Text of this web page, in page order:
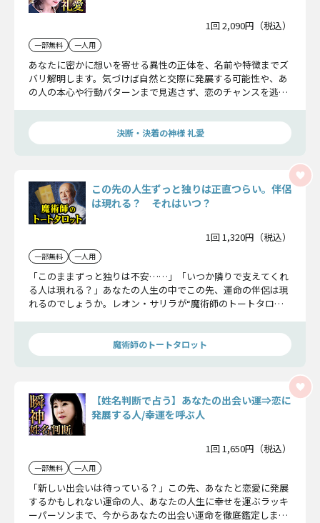
1回 2,090円（税込）
一部無料 一人用
あなたに密かに想いを寄せる異性の正体を、名前や特徴までズ
バリ解明します。気づけば自然と交際に発展する可能性や、あ
の人の本心や行動パターンまで見逃さず、恋のチャンスを逃さ
決断・決着の神様 礼愛
この先の人生ずっと独りは正直つらい。伴侶
は現れる？ それはいつ？
1回 1,320円（税込）
一部無料 一人用
「このままずっと独りは不安……」「いつか隣りで支えてくれ
る人は現れる？」あなたの人生の中でこの先、運命の伴侶は現
れるのでしょうか。レオン・サリラが“魔術師のトートタロッ
魔術師のトートタロット
【姓名判断で占う】あなたの出会い運⇒恋に
発展する人/幸運を呼ぶ人
1回 1,650円（税込）
一部無料 一人用
「新しい出会いは待っている？」この先、あなたと恋愛に発展
するかもしれない運命の人、あなたの人生に幸せを運ぶラッキ
ーパーソンまで、今からあなたの出会い運命を徹底鑑定しま